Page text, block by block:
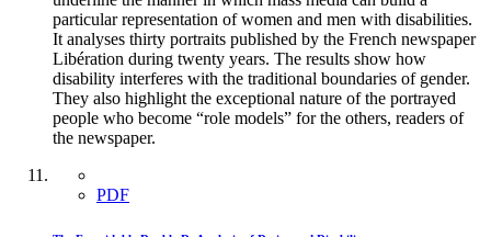
particular representation of women and men with disabilities.
It analyses thirty portraits published by the French newspaper
Libération during twenty years. The results show how
disability interferes with the traditional boundaries of gender.
They also highlight the exceptional nature of the portrayed
people who become “role models” for the others, readers of
the newspaper.
PDF